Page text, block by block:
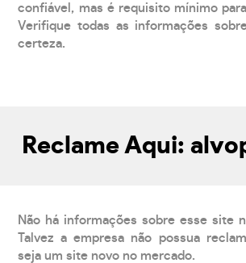
confiável, mas é requisito mínimo
Verifique todas as informações
certeza.
Reclame Aqui:
Não há informações sobre esse site
Talvez a empresa não possua
seja um site novo no mercado.